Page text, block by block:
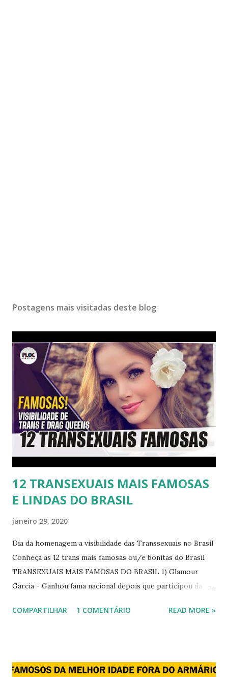
Postagens mais visitadas deste blog
12 TRANSEXUAIS MAIS FAMOSAS
E LINDAS DO BRASIL
janeiro 29, 2020
Dia da homenagem a visibilidade das Transsexuais no Brasil
Conheça as 12 trans mais famosas ou/e bonitas do Brasil
TRANSEXUAIS MAIS FAMOSAS DO BRASIL 1) Glamour
Garcia - Ganhou fama nacional depois que participou da
transexual, Britney. 2) Lea T é uma famosa modelo
disse, ainda, que realizou a cirurgia em busca de ser feliz, e
COMPARTILHAR 1 COMENTÁRIO READ MORE »